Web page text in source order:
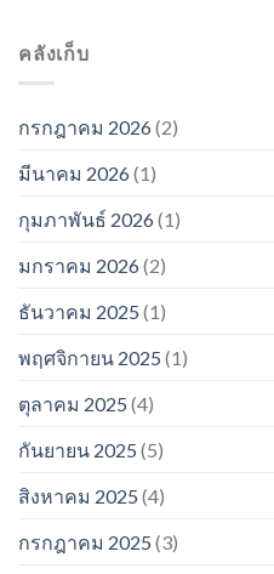
คลังเก็บ
กรกฎาคม 2026(2)
มีนาคม 2026(1)
กุมภาพันธ์ 2026(1)
มกราคม 2026(2)
ธันวาคม 2025 (1)
พฤศจิกายน 2025 (1)
ตุลาคม 2025 (4)
กันยายน 2025 (5)
สิงหาคม 2025 (4)
กรกฎาคม 2025 (3)